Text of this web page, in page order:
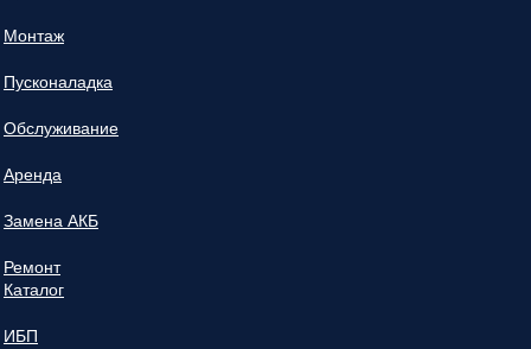
Монтаж
Пусконаладка
Обслуживание
Аренда
Замена АКБ
Ремонт
Каталог
ИБП